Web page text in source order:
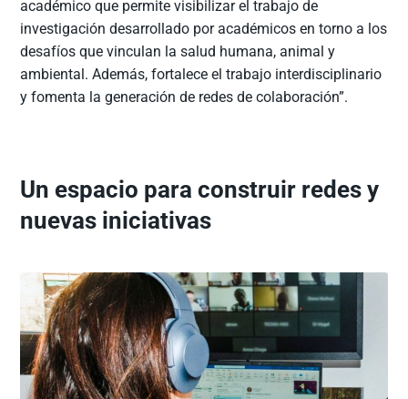
académico que permite visibilizar el trabajo de
investigación desarrollado por académicos en torno a los
desafíos que vinculan la salud humana, animal y
ambiental. Además, fortalece el trabajo interdisciplinario
y fomenta la generación de redes de colaboración”.
Un espacio para construir redes y
nuevas iniciativas